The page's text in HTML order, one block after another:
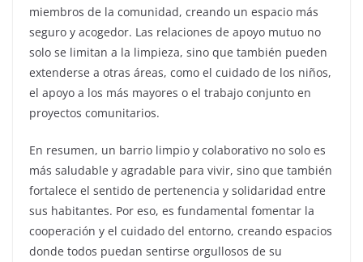
miembros de la comunidad, creando un espacio más
seguro y acogedor. Las relaciones de apoyo mutuo no
solo se limitan a la limpieza, sino que también pueden
extenderse a otras áreas, como el cuidado de los niños,
el apoyo a los más mayores o el trabajo conjunto en
proyectos comunitarios.
En resumen, un barrio limpio y colaborativo no solo es
más saludable y agradable para vivir, sino que también
fortalece el sentido de pertenencia y solidaridad entre
sus habitantes. Por eso, es fundamental fomentar la
cooperación y el cuidado del entorno, creando espacios
donde todos puedan sentirse orgullosos de su